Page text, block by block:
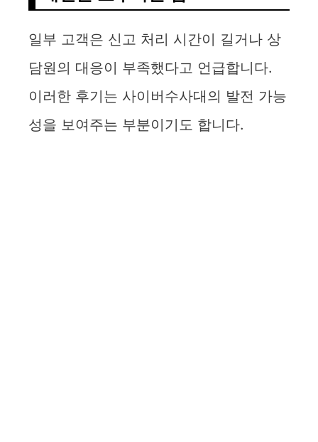
일부 고객은 신고 처리 시간이 길거나 상
담원의 대응이 부족했다고 언급합니다.
이러한 후기는 사이버수사대의 발전 가능
성을 보여주는 부분이기도 합니다.